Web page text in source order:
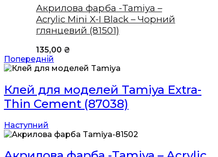
Акрилова фарба -Tamiya –
Acrylic Mini X-I Black – Чорний
глянцевий (81501)
135,00 ₴
Попередній
Клей для моделей Tamiya Extra-
Thin Cement (87038)
Наступний